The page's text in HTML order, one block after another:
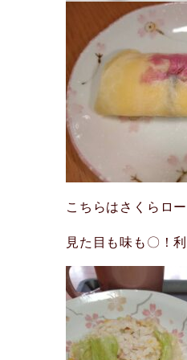
こちらはさくらロ
見た目も味も〇！